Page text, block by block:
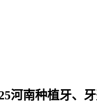
河南种植牙、